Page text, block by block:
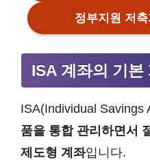
정부지원 저
ISA 계좌의 기본
ISA(Individual Savings
품을 통합 관리하면서
제도형 계좌입니다.